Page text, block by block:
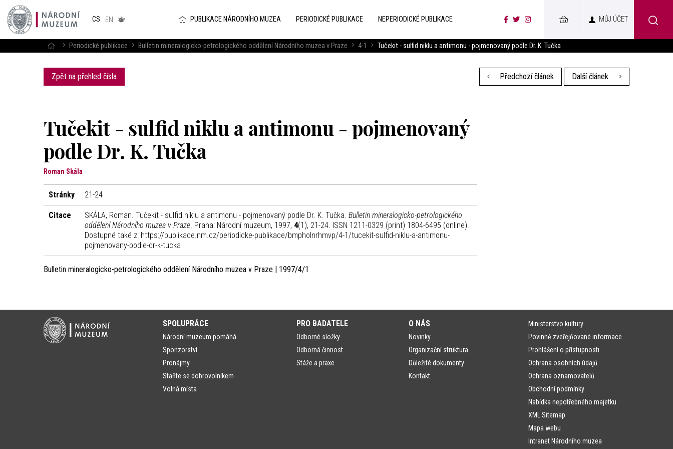
CS EN
v českém
PUBLIKACE NÁRODNÍHO MUZEA PERIODICKÉ PUBLIKACE NEPERIODICKÉ PUBLIKACE MŮJ ÚČET
Periodické publikace Bulletin mineralogicko-petrologického oddělení Národního muzea v Praze 4-1 Tučekit - sulfid niklu a antimonu - pojmenovaný podle Dr. K. Tučka
Zpět na přehled čísla Předchozí článek Další článek
Tučekit - sulfid niklu a antimonu - pojmenovaný
podle Dr. K. Tučka
Roman Skála
Stránky 21-24
Citace SKÁLA, Roman. Tučekit - sulfid niklu a antimonu - pojmenovaný podle Dr. K. Tučka. Bulletin mineralogicko-petrologického
oddělení Národního muzea v Praze. Praha: Národní muzeum, 1997, 4(1), 21-24. ISSN 1211-0329 (print) 1804-6495 (online).
Dostupné také z: https://publikace.nm.cz/periodicke-publikace/bmpholnrhmvp/4-1/tucekit-sulfid-niklu-a-antimonu-
pojmenovany-podle-dr-k-tucka
Bulletin mineralogicko-petrologického oddělení Národního muzea v Praze | 1997/4/1
SPOLUPRÁCE
Národní muzeum pomáhá
Sponzorství
Pronájmy
Staňte se dobrovolníkem
Volná místa
PRO BADATELE
Odborné složky
Odborná činnost
Stáže a praxe
O NÁS
Novinky
Organizační struktura
Důležité dokumenty
Kontakt
Ministerstvo kultury
Povinně zveřejňované informace
Prohlášení o přístupnosti
Ochrana osobních údajů
Ochrana oznamovatelů
Obchodní podmínky
Nabídka nepotřebného majetku
XML Sitemap
Mapa webu
Intranet Národního muzea